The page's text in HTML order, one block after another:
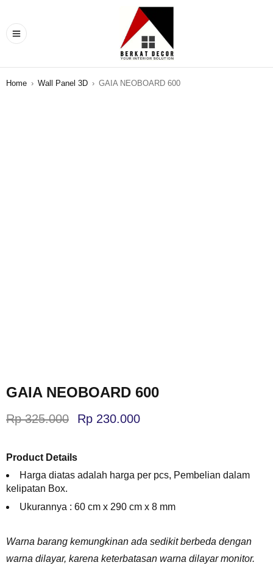
Home › Wall Panel 3D › GAIA NEOBOARD 600
GAIA NEOBOARD 600
Rp325.000 Rp 230.000
Product Details
Harga diatas adalah harga per pcs, Pembelian dalam
kelipatan Box.
Ukurannya : 60 cm x 290 cm x 8 mm
Warna barang kemungkinan ada sedikit berbeda dengan
warna dilayar, karena keterbatasan warna dilayar monitor.